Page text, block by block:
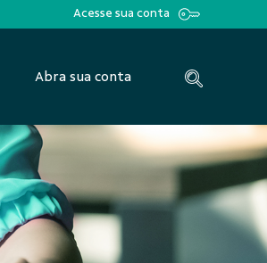
Acesse sua conta
Abra sua conta